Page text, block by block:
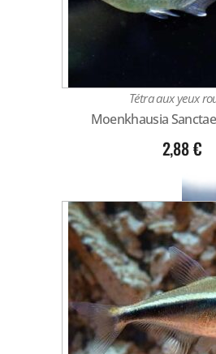
Tétra aux yeux
Moenkhausia
2,88€